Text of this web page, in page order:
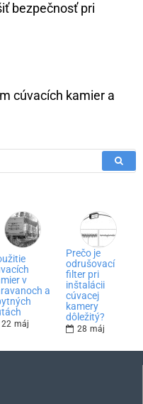
bezpečnosť pri
cúvacích kamier a
v
a
22 máj
Prečo je
odrušovací
filter pri
inštalácii
cúvacej
kamery
dôležitý?
28 máj